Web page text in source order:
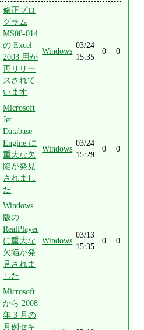
修正プロ
グラム
MS08-014
の Excel
2003 用が
再リリー
スされて
います
Windows
03/24
15:35
0 0
Microsoft
Jet
Database
Engine に
重大な欠
陥が発見
されまし
た
Windows
03/24
15:29
0 0
Windows
版の
RealPlayer
に重大な
欠陥が発
見されま
した
Windows
03/13
15:35
0 0
Microsoft
から 2008
年 3 月の
月例セキ